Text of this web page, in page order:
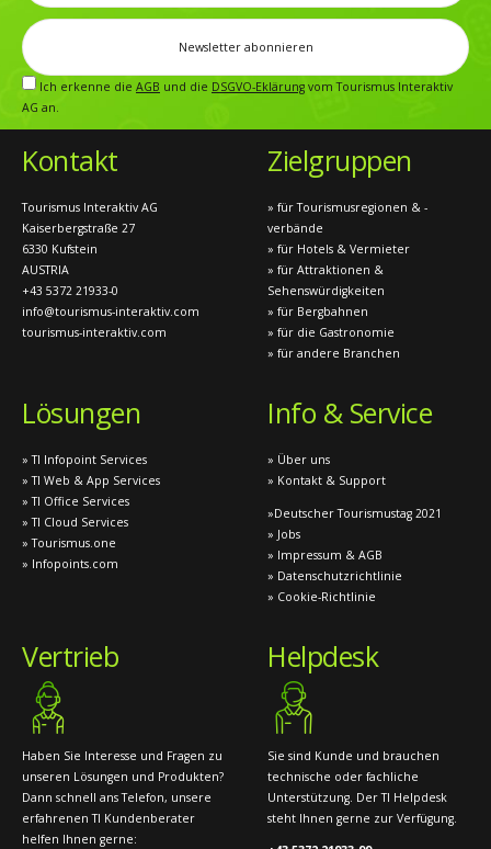
Ich erkenne die AGB und die DSGVO-Eklärung vom Tourismus Interaktiv
AG an.
Kontakt
Tourismus Interaktiv AG
Kaiserbergstraße 27
6330 Kufstein
AUSTRIA
+43 5372 21933-0
info@tourismus-interaktiv.com
tourismus-interaktiv.com
Zielgruppen
» für Tourismusregionen & -
verbände
» für Hotels & Vermieter
» für Attraktionen &
Sehenswürdigkeiten
» für Bergbahnen
» für die Gastronomie
» für andere Branchen
Lösungen
» TI Infopoint Services
» TI Web & App Services
» TI Office Services
» TI Cloud Services
» Tourismus.one
» Infopoints.com
Info & Service
» Über uns
» Kontakt & Support
»Deutscher Tourismustag 2021
» Jobs
» Impressum & AGB
» Datenschutzrichtlinie
» Cookie-Richtlinie
Vertrieb
Haben Sie Interesse und Fragen zu
unseren Lösungen und Produkten?
Dann schnell ans Telefon, unsere
erfahrenen TI Kundenberater
helfen Ihnen gerne:
Helpdesk
Sie sind Kunde und brauchen
technische oder fachliche
Unterstützung. Der TI Helpdesk
steht Ihnen gerne zur Verfügung.